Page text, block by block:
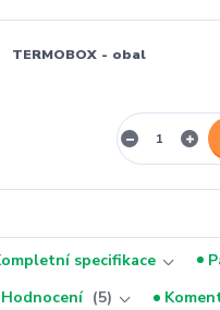
TERMOBOX - obal
specifikace
Hodnocení
5